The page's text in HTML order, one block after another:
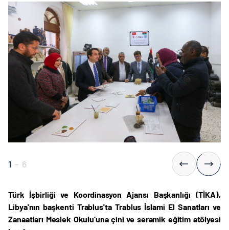
1 - 6
Türk İşbirliği ve Koordinasyon Ajansı Başkanlığı (TİKA),
Libya'nın başkenti Trablus'ta Trablus İslami El Sanatları ve
Zanaatları Meslek Okulu’una çini ve seramik eğitim atölyesi